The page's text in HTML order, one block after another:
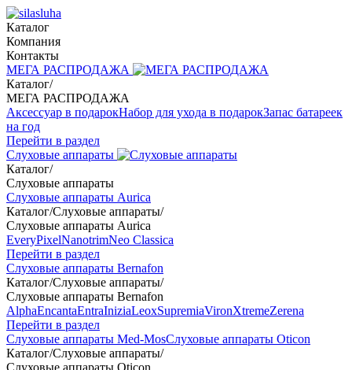
Каталог
Компания
Контакты
МЕГА РАСПРОДАЖА
Каталог/
МЕГА РАСПРОДАЖА
Аксессуар в подарокНабор для ухода в подарокЗапас батареек
на год
Перейти в раздел
Слуховые аппараты
Каталог/
Слуховые аппараты
Слуховые аппараты Aurica
Каталог/Слуховые аппараты/
Слуховые аппараты Aurica
EveryPixelNanotrimNeo Classica
Перейти в раздел
Слуховые аппараты Bernafon
Каталог/Слуховые аппараты/
Слуховые аппараты Bernafon
AlphaEncantaEntraIniziaLeoxSupremiaVironXtremeZerena
Перейти в раздел
Слуховые аппараты Med-MosСлуховые аппараты Oticon
Каталог/Слуховые аппараты/
Слуховые аппараты Oticon